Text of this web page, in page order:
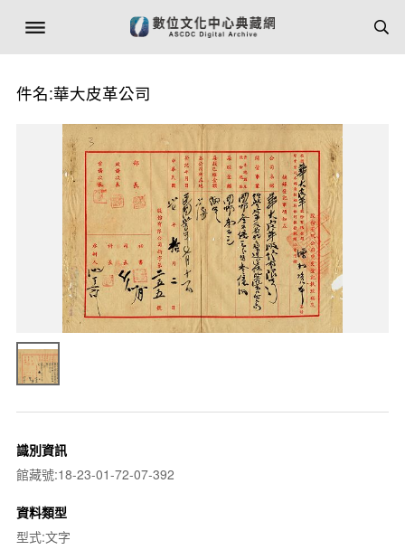
件名:華大皮革公司
識別資訊
館藏號:18-23-01-72-07-392
資料類型
型式:文字